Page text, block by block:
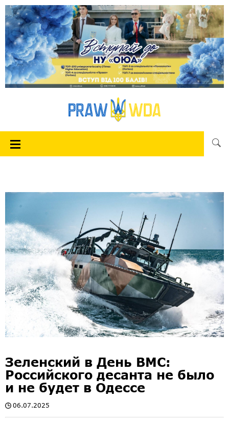
Зеленский в День ВМС:
Российского десанта не было
и не будет в Одессе
06.07.2025